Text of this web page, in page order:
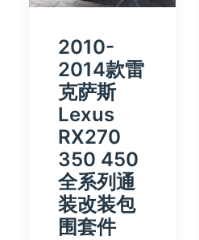
2010-
2014款雷
克萨斯
Lexus
RX270
350 450
全系列通
装改装包
围套件